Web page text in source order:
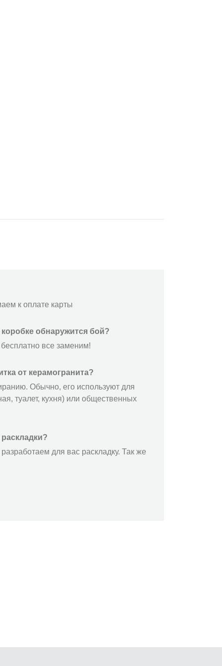
к оплате карты
обнаружится бой?
все заменим!
от керамогранита?
Обычно, его используют для
туалет, кухня) или общественных
для вас раскладку. Так же